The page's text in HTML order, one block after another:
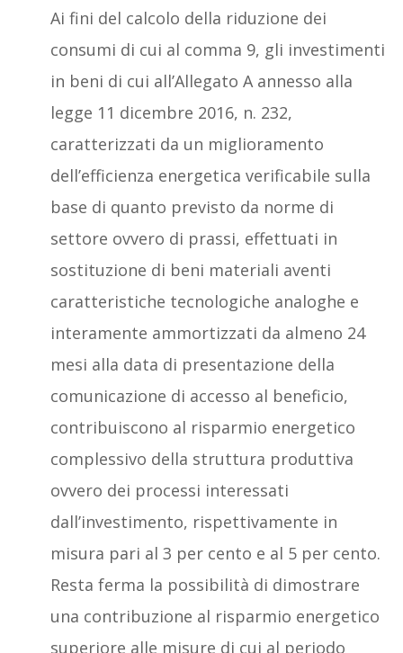
Ai fini del calcolo della riduzione dei
consumi di cui al comma 9, gli investimenti
in beni di cui all’Allegato A annesso alla
legge 11 dicembre 2016, n. 232,
caratterizzati da un miglioramento
dell’efficienza energetica verificabile sulla
base di quanto previsto da norme di
settore ovvero di prassi, effettuati in
sostituzione di beni materiali aventi
caratteristiche tecnologiche analoghe e
interamente ammortizzati da almeno 24
mesi alla data di presentazione della
comunicazione di accesso al beneficio,
contribuiscono al risparmio energetico
complessivo della struttura produttiva
ovvero dei processi interessati
dall’investimento, rispettivamente in
misura pari al 3 per cento e al 5 per cento.
Resta ferma la possibilità di dimostrare
una contribuzione al risparmio energetico
superiore alle misure di cui al periodo